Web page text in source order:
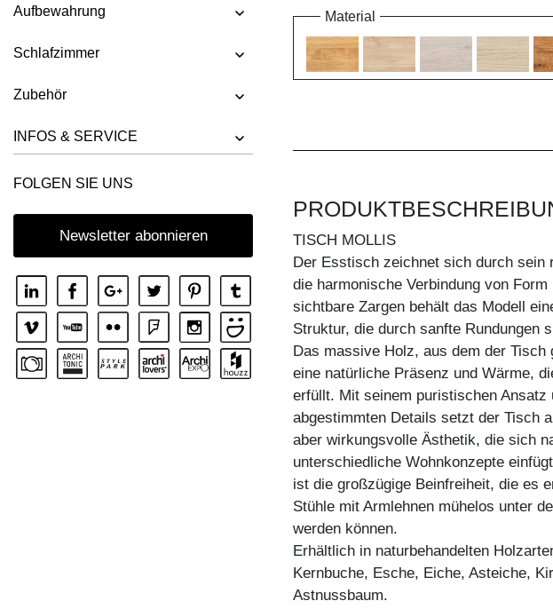
Aufbewahrung
Schlafzimmer
Zubehör
INFOS & SERVICE
FOLGEN SIE UNS
Newsletter abonnieren
Material
TISCH MOLLIS
Der Esstisch zeichnet sich durch sein
die harmonische Verbindung von
sichtbare Zargen behält das Modell
Struktur, die durch sanfte Rundungen
Das massive Holz, aus dem der
eine natürliche Präsenz und Wärme,
erfüllt. Mit seinem puristischen Ansatz
abgestimmten Details setzt der Tisch
aber wirkungsvolle Ästhetik, die sich
unterschiedliche Wohnkonzepte
ist die großzügige Beinfreiheit, die es
Stühle mit Armlehnen mühelos unter
werden können.
Erhältlich in naturbehandelten
Kernbuche, Esche, Eiche, Asteiche,
Astnussbaum.